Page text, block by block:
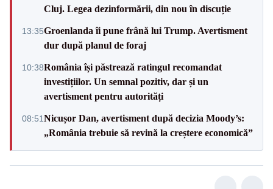
Cluj. Legea dezinformării, din nou în discuție
13:35Groenlanda îi pune frână lui Trump. Avertisment
dur după planul de foraj
10:38România își păstrează ratingul recomandat
investițiilor. Un semnal pozitiv, dar și un
avertisment pentru autorități
08:51Nicușor Dan, avertisment după decizia Moody’s:
„România trebuie să revină la creștere economică”